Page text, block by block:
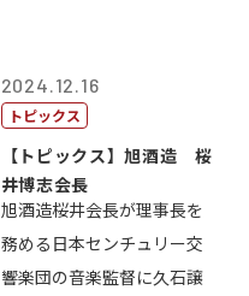
2024.12.16
トピックス
【トピックス】旭酒造 桜
井博志会長
旭酒造桜井会長が理事長を
務める日本センチュリー交
響楽団の音楽監督に久石譲